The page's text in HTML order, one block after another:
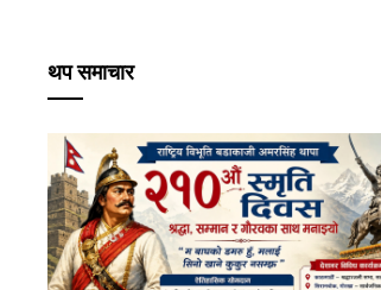
थप समाचार